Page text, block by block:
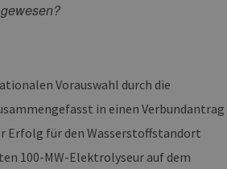
Vorauswahl durch die
in einen Verbundantrag
Erfolg für den Wasserstoffstandort
100-MW-Elektrolyseur auf dem